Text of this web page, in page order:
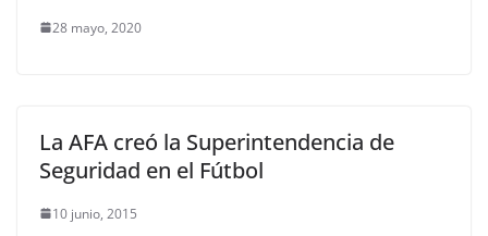
28 mayo, 2020
La AFA creó la Superintendencia de
Seguridad en el Fútbol
10 junio, 2015